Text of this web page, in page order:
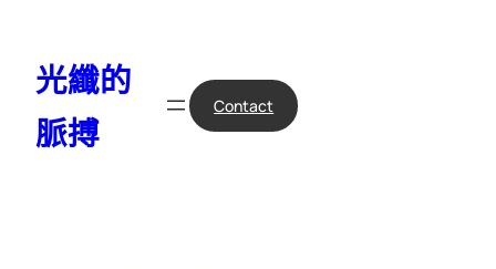
光纖的
脈搏
Contact